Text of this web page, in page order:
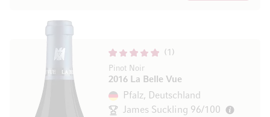
1
Pinot Noir
2016 La Belle Vue
Pfalz, Deutschland
James Suckling 96/100